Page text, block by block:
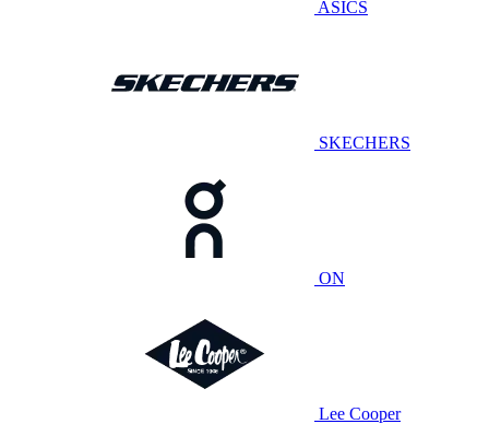
ASICS
SKECHERS
ON
Lee Cooper